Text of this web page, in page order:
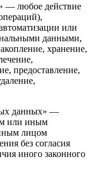
— любое действие
или
данными,
хранение,
предоставление,
данных» —
или иным
лицом
без согласия
иного законного